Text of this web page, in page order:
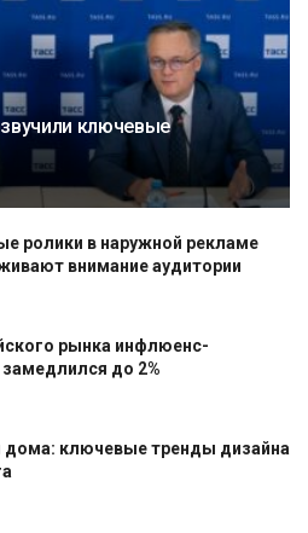
ключевые
ролики в наружной рекламе
внимание аудитории
рынка инфлюенс-
до 2%
дома: ключевые тренды дизайна